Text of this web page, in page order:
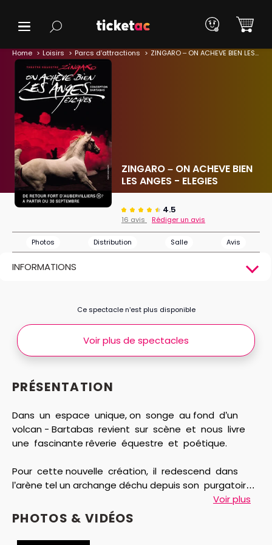
Home Loisirs Parcs d’attractions ZINGARO – ON ACHEVE BIEN LES ANGES - ELEGIES
ZINGARO – ON ACHEVE BIEN
LES ANGES - ELEGIES
4.5
16 avis Rédiger un avis
Photos Distribution Salle Avis
INFORMATIONS
PRÉSENTATION
Dans un espace unique, on songe au fond d’un
volcan - Bartabas revient sur scène et nous livre
une fascinante rêverie équestre et poétique.
Pour cette nouvelle création, il redescend dans
l’arène tel un archange déchu depuis son purgatoire.
Son souci d’inventer, de défricher, de mettre en scène
intact, vivace, tenace. Les chevaux l’ont façonné. Ils lui
Voir plus
Ce spectacle n’est plus disponible
Voir plus de spectacles
PHOTOS & VIDÉOS